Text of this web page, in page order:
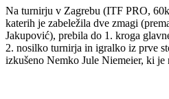
Na turnirju v Zagrebu (ITF PRO,
katerih je zabeležila dve zmagi
Jakupović), prebila do 1. kroga
2. nosilko turnirja in igralko iz prve
izkušeno Nemko Jule Niemeier, ki je